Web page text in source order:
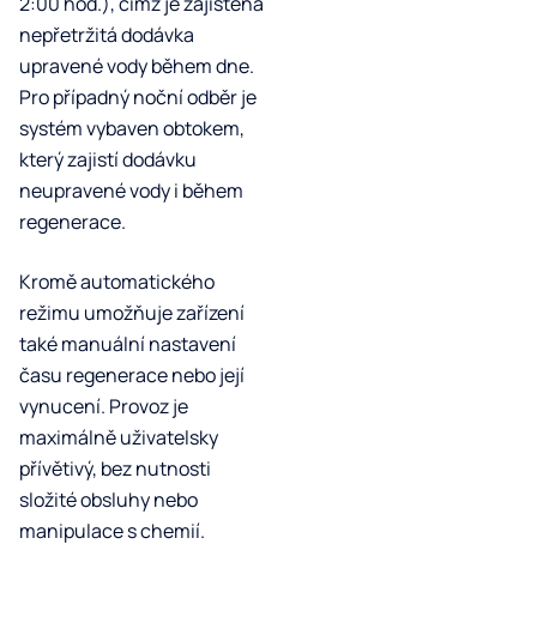
nepřetržitá dodávka
upravené vody během dne.
Pro případný noční odběr je
systém vybaven obtokem,
který zajistí dodávku
neupravené vody i během
regenerace.
Kromě automatického
režimu umožňuje zařízení
také manuální nastavení
času regenerace nebo její
vynucení. Provoz je
maximálně uživatelsky
přívětivý, bez nutnosti
složité obsluhy nebo
manipulace s chemií.